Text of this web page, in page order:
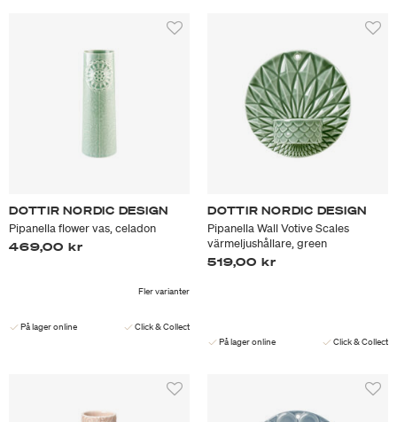
DOTTIR NORDIC DESIGN
Pipanella flower vas, celadon
469,00 kr
Fler varianter
På lager online Click & Collect
DOTTIR NORDIC DESIGN
Pipanella Wall Votive Scales
värmeljushållare, green
519,00 kr
På lager online Click & Collect